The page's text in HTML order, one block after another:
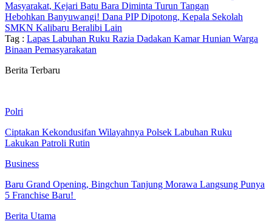
Masyarakat, Kejari Batu Bara Diminta Turun Tangan
Hebohkan Banyuwangi! Dana PIP Dipotong, Kepala Sekolah
SMKN Kalibaru Beralibi Lain
Tag : Lapas Labuhan Ruku Razia Dadakan Kamar Hunian Warga
Binaan Pemasyarakatan
Berita Terbaru
Polri
Ciptakan Kekondusifan Wilayahnya Polsek Labuhan Ruku
Lakukan Patroli Rutin
Business
‎Baru Grand Opening, Bingchun Tanjung Morawa Langsung Punya
5 Franchise Baru! ‎
Berita Utama